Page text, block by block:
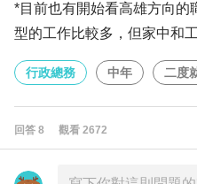
*目前也有開始看高雄方向的
型的工作比較多，但家中和
行政總務 中年 二度
回答 8 觀看 2672